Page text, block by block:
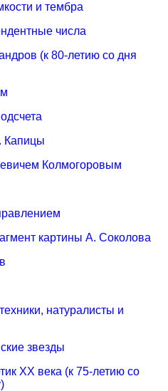
и тембра
числа
(к 80-летию со дня
Капицы
Колмогоровым
картины А. Соколова
натуралисты и
звезды
XX века (к 75-летию со